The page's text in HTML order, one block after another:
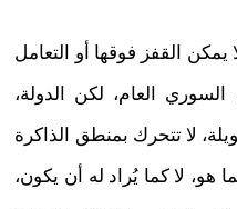
القفز فوقها أو التعامل
العام، لكن الدولة،
لا تتحرك بمنطق الذاكرة
هو، لا كما يُراد له أن يكون،